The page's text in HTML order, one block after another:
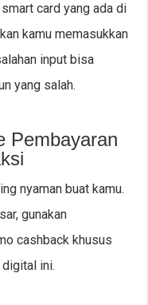
card yang ada di
kamu memasukkan
input bisa
yang salah.
Pembayaran
nyaman buat kamu.
gunakan
cashback khusus
ini.